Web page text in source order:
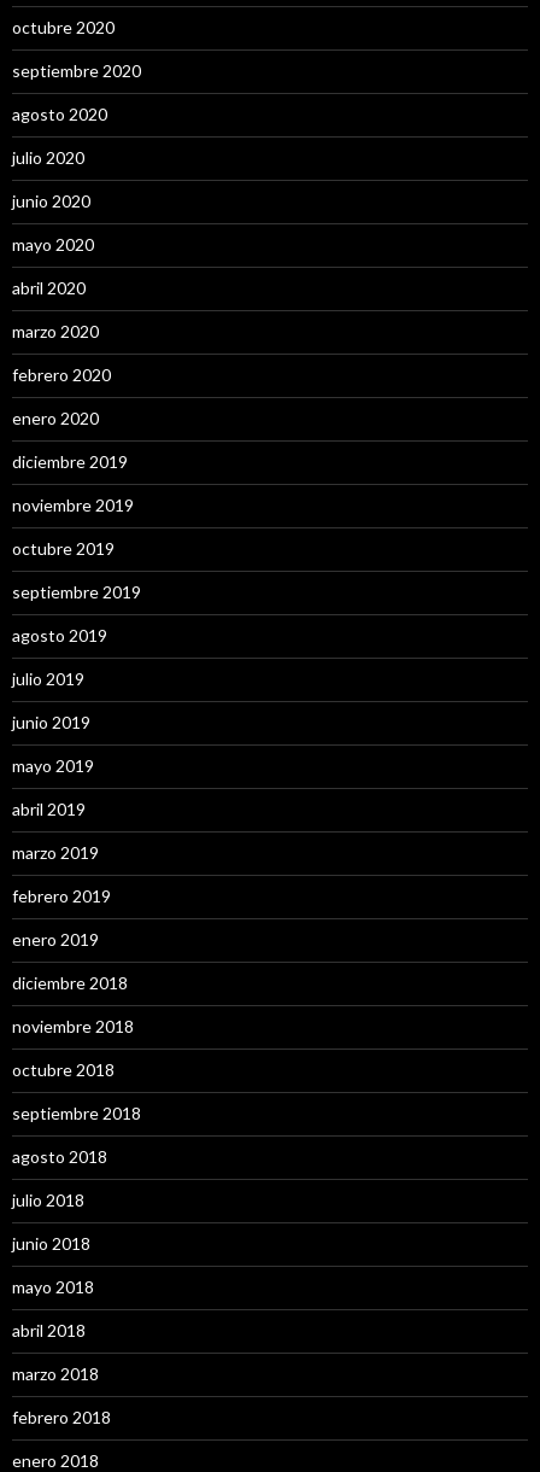
octubre 2020
septiembre 2020
agosto 2020
julio 2020
junio 2020
mayo 2020
abril 2020
marzo 2020
febrero 2020
enero 2020
diciembre 2019
noviembre 2019
octubre 2019
septiembre 2019
agosto 2019
julio 2019
junio 2019
mayo 2019
abril 2019
marzo 2019
febrero 2019
enero 2019
diciembre 2018
noviembre 2018
octubre 2018
septiembre 2018
agosto 2018
julio 2018
junio 2018
mayo 2018
abril 2018
marzo 2018
febrero 2018
enero 2018